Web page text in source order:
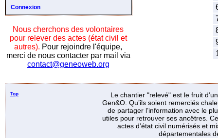
Connexion
Nous cherchons des volontaires
pour relever des actes (état civil et
autres). Pour rejoindre l'équipe,
merci de nous contacter par mail via
contact@geneoweb.org
Top
Le chantier "relevé" est le fruit
Gen&O. Qu’ils soient remerciés
de partager l’information avec le
utiles pour retrouver ses ancêtres.
actes d’état civil numérisés et
départementales